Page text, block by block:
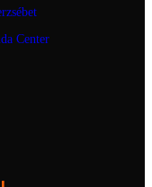
Center